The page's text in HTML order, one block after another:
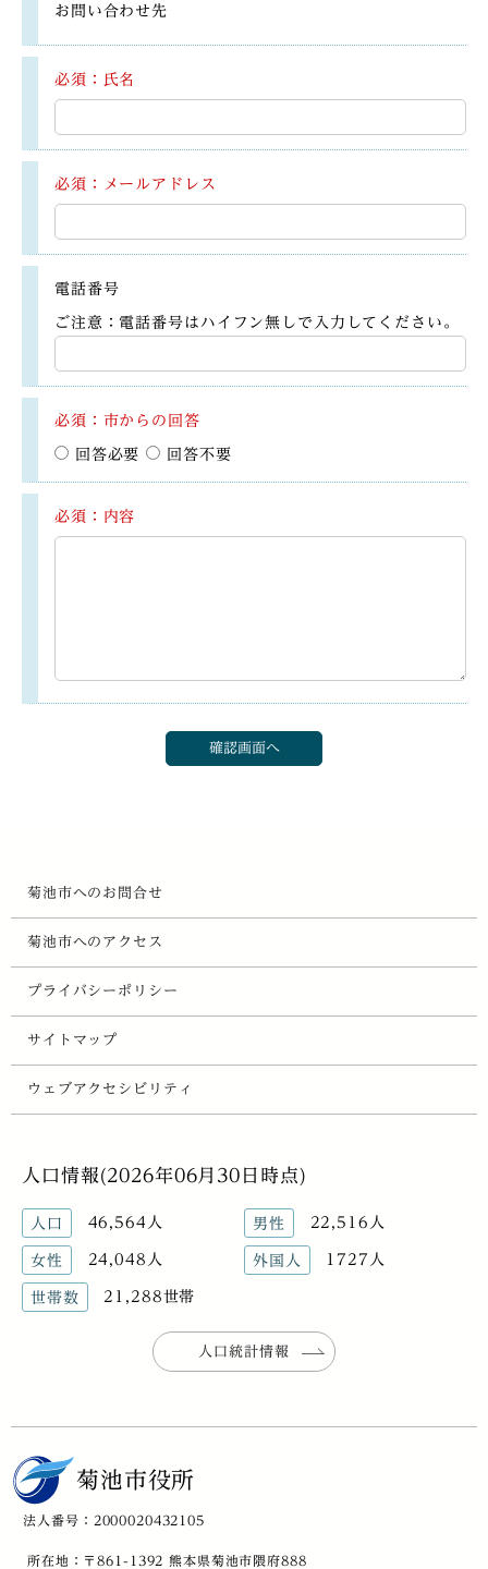
お問い合わせ先
必須：氏名
必須：メールアドレス
電話番号
ご注意：電話番号はハイフン無しで入力してください。
必須：市からの回答
回答必要 回答不要
必須：内容
菊池市へのお問合せ
菊池市へのアクセス
プライバシーポリシー
サイトマップ
ウェブアクセシビリティ
人口情報(2026年06月30日時点)
人口 46,564人 男性 22,516人
女性 24,048人 外国人 1727人
世帯数 21,288世帯
人口統計情報
菊池市役所
法人番号：2000020432105
所在地：〒861-1392 熊本県菊池市隈府888